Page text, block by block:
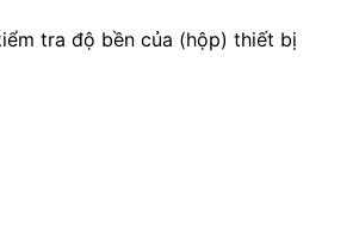
tra độ bền của (hộp) thiết bị